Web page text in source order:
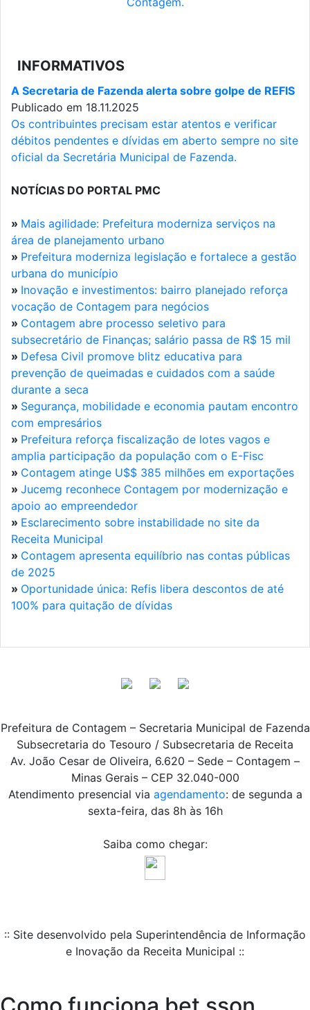
INFORMATIVOS
A Secretaria de Fazenda alerta sobre golpe de REFIS
Publicado em 18.11.2025
Os contribuintes precisam estar atentos e verificar
débitos pendentes e dívidas em aberto sempre no site
oficial da Secretária Municipal de Fazenda.
NOTÍCIAS DO PORTAL PMC
» Mais agilidade: Prefeitura moderniza serviços na
área de planejamento urbano
» Prefeitura moderniza legislação e fortalece a gestão
urbana do município
» Inovação e investimentos: bairro planejado reforça
vocação de Contagem para negócios
» Contagem abre processo seletivo para
subsecretário de Finanças; salário passa de R$ 15 mil
» Defesa Civil promove blitz educativa para
prevenção de queimadas e cuidados com a saúde
durante a seca
» Segurança, mobilidade e economia pautam encontro
com empresários
» Prefeitura reforça fiscalização de lotes vagos e
amplia participação da população com o E-Fisc
» Contagem atinge U$$ 385 milhões em exportações
» Jucemg reconhece Contagem por modernização e
apoio ao empreendedor
» Esclarecimento sobre instabilidade no site da
Receita Municipal
» Contagem apresenta equilíbrio nas contas públicas
de 2025
» Oportunidade única: Refis libera descontos de até
100% para quitação de dívidas
Prefeitura de Contagem – Secretaria Municipal de Fazenda
Subsecretaria do Tesouro / Subsecretaria de Receita
Av. João Cesar de Oliveira, 6.620 – Sede – Contagem –
Minas Gerais – CEP 32.040-000
Atendimento presencial via agendamento: de segunda a
sexta-feira, das 8h às 16h
Saiba como chegar:
:: Site desenvolvido pela Superintendência de Informação
e Inovação da Receita Municipal ::